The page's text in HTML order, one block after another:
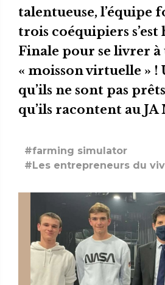
talentueuse, l’équipe
trois coéquipiers s’est
Finale pour se livrer
« moisson virtuelle » !
qu’ils ne sont pas
qu’ils racontent au JA
#farming simulator
#Les entrepreneurs du